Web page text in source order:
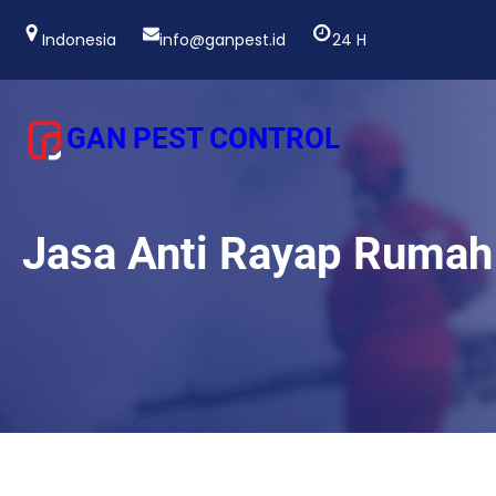
Indonesia info@ganpest.id 24 H
GAN PEST CONTROL
Jasa Anti Rayap